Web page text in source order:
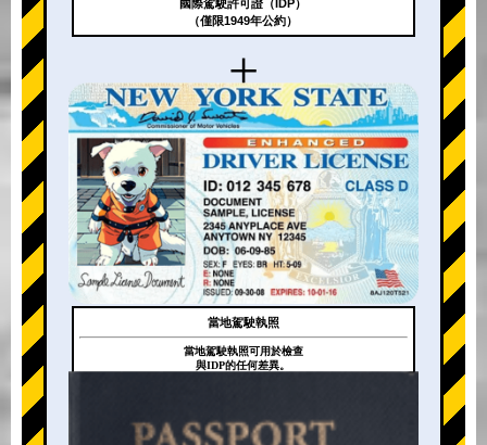
+
+
國際駕駛許可證（IDP）
（僅限1949年公約）
當地駕駛執照
當地駕駛執照可用於檢查
與IDP的任何差異。